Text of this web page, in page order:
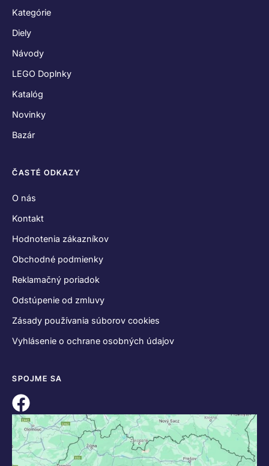
Kategórie
Diely
Návody
LEGO Doplnky
Katalóg
Novinky
Bazár
ČASTÉ ODKAZY
O nás
Kontakt
Hodnotenia zákazníkov
Obchodné podmienky
Reklamačný poriadok
Odstúpenie od zmluvy
Zásady používania súborov cookies
Vyhlásenie o ochrane osobných údajov
SPOJME SA